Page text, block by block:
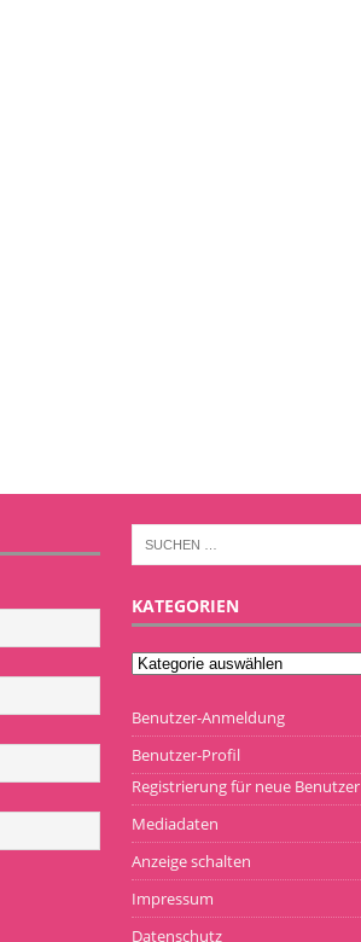
KATEGORIEN
Benutzer-Anmeldung
Benutzer-Profil
Registrierung für neue Benutzer
Mediadaten
Anzeige schalten
Impressum
Datenschutz